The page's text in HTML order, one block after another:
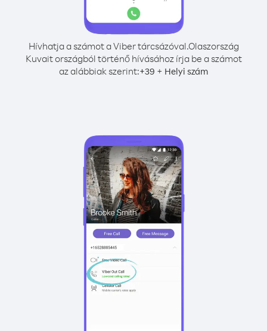
Hívhatja a számot a Viber tárcsázóval.Olaszország
Kuvait országból történő hívásához írja be a számot
az alábbiak szerint:+39 + Helyi szám